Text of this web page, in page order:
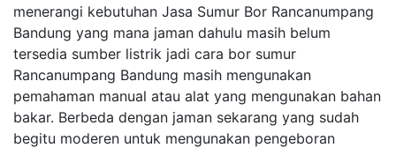
menerangi kebutuhan Jasa Sumur Bor Rancanumpang
Bandung yang mana jaman dahulu masih belum
tersedia sumber listrik jadi cara bor sumur
Rancanumpang Bandung masih mengunakan
pemahaman manual atau alat yang mengunakan bahan
bakar. Berbeda dengan jaman sekarang yang sudah
begitu moderen untuk mengunakan pengeboran